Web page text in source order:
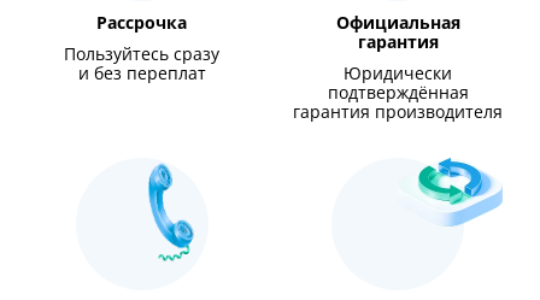
Рассрочка
Пользуйтесь сразу
и без переплат
Официальная
гарантия
Юридически
подтверждённая
гарантия производителя